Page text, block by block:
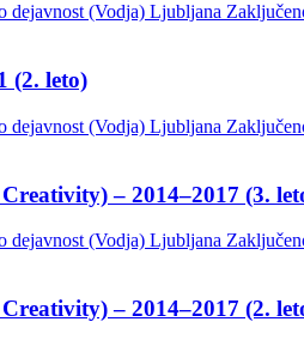
dejavnost (Vodja) Ljubljana
(2. leto)
dejavnost (Vodja) Ljubljana
– 2014–2017 (3.
dejavnost (Vodja) Ljubljana
– 2014–2017 (2.